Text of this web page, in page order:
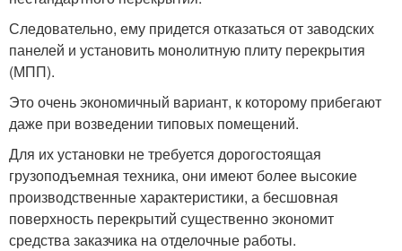
Следовательно, ему придется отказаться от заводских
панелей и установить монолитную плиту перекрытия
(МПП).
Это очень экономичный вариант, к которому прибегают
даже при возведении типовых помещений.
Для их установки не требуется дорогостоящая
грузоподъемная техника, они имеют более высокие
производственные характеристики, а бесшовная
поверхность перекрытий существенно экономит
средства заказчика на отделочные работы.